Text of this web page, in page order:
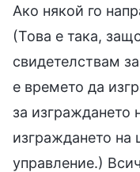
Ако някой го
(Това е така,
свидетелствам
е времето да
за изграждането
изграждането на
управление.)